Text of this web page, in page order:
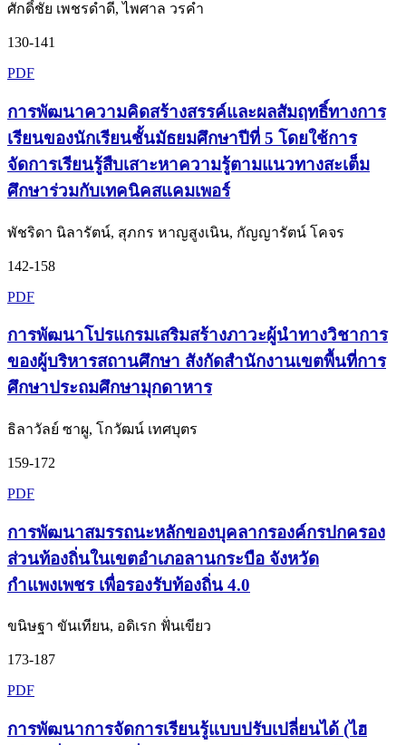
ศักดิ์ชัย เพชรดำดี, ไพศาล วรคำ
130-141
PDF
การพัฒนาความคิดสร้างสรรค์และผลสัมฤทธิ์ทางการ
เรียนของนักเรียนชั้นมัธยมศึกษาปีที่ 5 โดยใช้การ
จัดการเรียนรู้สืบเสาะหาความรู้ตามแนวทางสะเต็ม
ศึกษาร่วมกับเทคนิคสแคมเพอร์
พัชริดา นิลารัตน์, สุภกร หาญสูงเนิน, กัญญารัตน์ โคจร
142-158
PDF
การพัฒนาโปรแกรมเสริมสร้างภาวะผู้นำทางวิชาการ
ของผู้บริหารสถานศึกษา สังกัดสำนักงานเขตพื้นที่การ
ศึกษาประถมศึกษามุกดาหาร
ธิลาวัลย์ ซาผู, โกวัฒน์ เทศบุตร
159-172
PDF
การพัฒนาสมรรถนะหลักของบุคลากรองค์กรปกครอง
ส่วนท้องถิ่นในเขตอำเภอลานกระบือ จังหวัด
กำแพงเพชร เพื่อรองรับท้องถิ่น 4.0
ขนิษฐา ขันเทียน, อดิเรก ฟั่นเขียว
173-187
PDF
การพัฒนาการจัดการเรียนรู้แบบปรับเปลี่ยนได้ (ไฮ